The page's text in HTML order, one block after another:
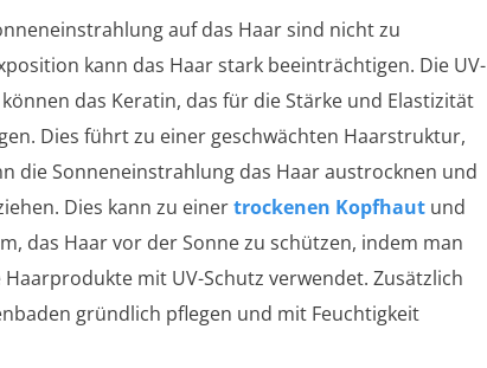
auf das Haar sind nicht zu
kann das Haar stark beeinträchtigen. Die UV-
das Keratin, das für die Stärke und Elastizität
Dies führt zu einer geschwächten Haarstruktur,
die Sonneneinstrahlung das Haar austrocknen und
Dies kann zu einertrockenen Kopfhaut und
das Haar vor der Sonne zu schützen, indem man
mit UV-Schutz verwendet. Zusätzlich
gründlich pflegen und mit Feuchtigkeit